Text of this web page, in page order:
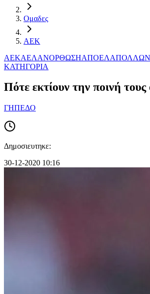
Ομαδες
ΑΕΚ
ΑΕΚΑΕΛΑΝΟΡΘΩΣΗΑΠΟΕΛΑΠΟΛΛΩΝ
ΚΑΤΗΓΟΡΙΑ
Πότε εκτίουν την ποινή
ΓΗΠΕΔΟ
Δημοσιευτηκε:
30-12-2020 10:16